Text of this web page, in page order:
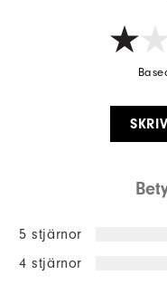
5 stjärnor
4 stjärnor